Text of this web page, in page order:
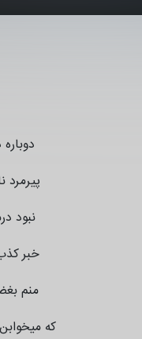
پیرمرد
نبود
خبر
منم
که